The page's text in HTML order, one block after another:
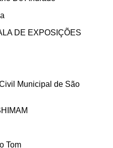
DE EXPOSIÇÕES
Municipal de São
Tom